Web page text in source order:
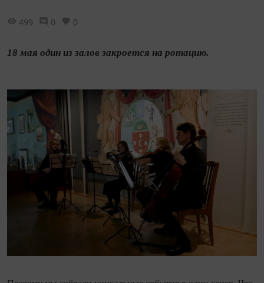
499 0 0
18 мая один из залов закроется на ротацию.